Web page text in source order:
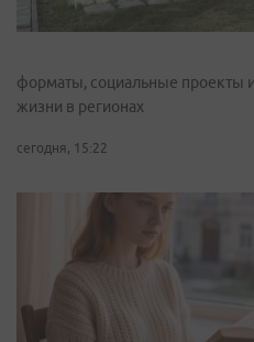
форматы, социальные проекты
жизни в регионах
сегодня, 15:22